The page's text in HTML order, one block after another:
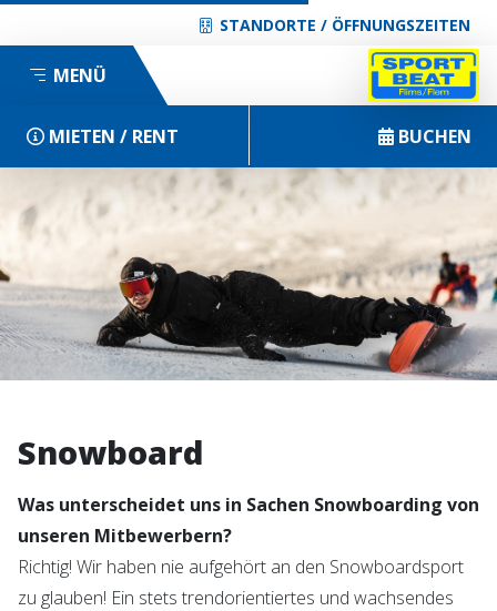
STANDORTE / ÖFFNUNGSZEITEN
MENÜ
MIETEN / RENT BUCHEN
Snowboard
Was unterscheidet uns in Sachen Snowboarding von
unseren Mitbewerbern?
Richtig! Wir haben nie aufgehört an den Snowboardsport
zu glauben! Ein stets trendorientiertes und wachsendes